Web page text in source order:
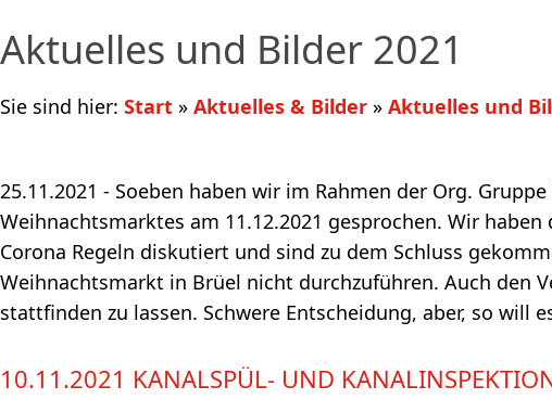
Aktuelles und Bilder 2021
Sie sind hier: Start » Aktuelles & Bilder » Aktuelles und
25.11.2021 - Soeben haben wir im Rahmen der Org.
Weihnachtsmarktes am 11.12.2021 gesprochen. Wir
Corona Regeln diskutiert und sind zu dem Schluss
Weihnachtsmarkt in Brüel nicht durchzuführen. Auch den
stattfinden zu lassen. Schwere Entscheidung, aber, so will
10.11.2021 KANALSPÜL- UND